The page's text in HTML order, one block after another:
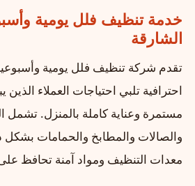
خدمة تنظيف فلل يومية
الشارقة
تقدم شركة تنظيف فلل يومية
احترافية تلبي احتياجات العملاء
مستمرة وعناية كاملة بالمنزل.
والصالات والمطابخ والحمامات
معدات التنظيف ومواد آمنة تحافظ